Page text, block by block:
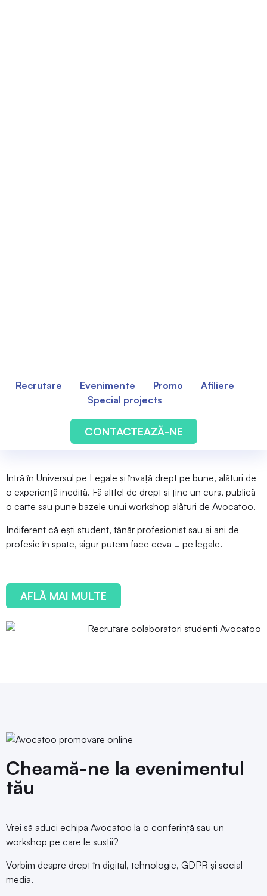
Recrutare studenți /
colaboratori
Intră în Universul pe Legale și învață drept pe bune, alături de
o experiență inedită. Fă altfel de drept și ține un curs, publică
o carte sau pune bazele unui workshop alături de Avocatoo.
Indiferent că ești student, tânăr profesionist sau ai ani de
profesie în spate, sigur putem face ceva … pe legale.
AFLĂ MAI MULTE
Cheamă-ne la evenimentul
tău
Vrei să aduci echipa Avocatoo la o conferință sau un
workshop pe care le susții?
Vorbim despre drept în digital, tehnologie, GDPR și social
media.